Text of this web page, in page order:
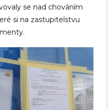
se nad chováním
si na zastupitelstvu